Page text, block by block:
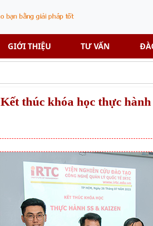
GIỚI THIỆU TƯ VẤN
Kết thúc khóa học thực